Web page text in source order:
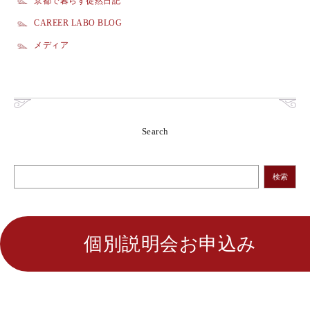
CAREER LABO BLOG
メディア
Search
検索
個別説明会お申込み